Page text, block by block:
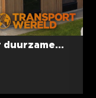
duurzame...